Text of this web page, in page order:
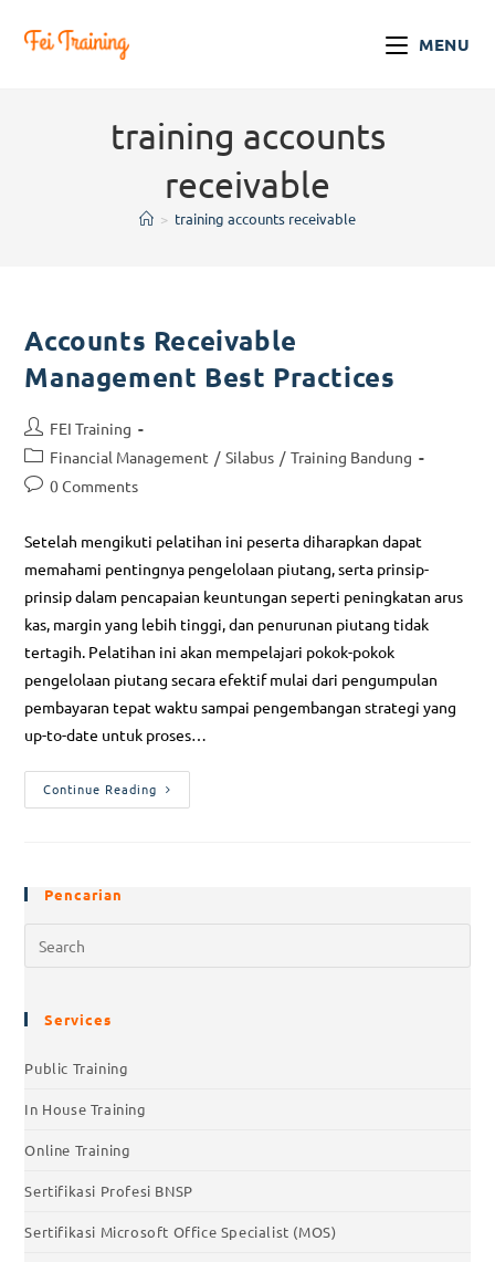
MENU
training accounts
receivable
> training accounts receivable
Accounts Receivable
Management Best Practices
FEI Training
Financial Management / Silabus / Training Bandung
0 Comments
Setelah mengikuti pelatihan ini peserta diharapkan dapat
memahami pentingnya pengelolaan piutang, serta prinsip-
prinsip dalam pencapaian keuntungan seperti peningkatan arus
kas, margin yang lebih tinggi, dan penurunan piutang tidak
tertagih. Pelatihan ini akan mempelajari pokok-pokok
pengelolaan piutang secara efektif mulai dari pengumpulan
pembayaran tepat waktu sampai pengembangan strategi yang
up-to-date untuk proses…
Continue Reading
Pencarian
Services
Public Training
In House Training
Online Training
Sertifikasi Profesi BNSP
Sertifikasi Microsoft Office Specialist (MOS)